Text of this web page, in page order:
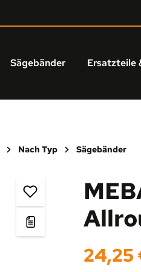
Sägebänder Ersatzteile
Nach Typ Sägebänder
Regulärer
24,25